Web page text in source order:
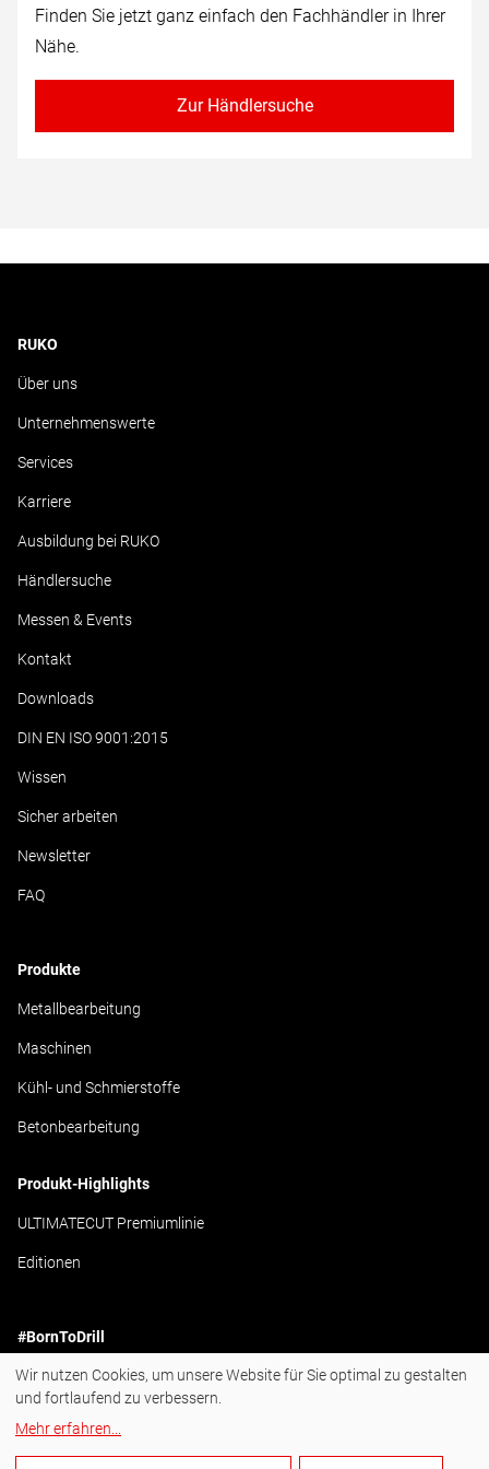
Finden Sie jetzt ganz einfach den Fachhändler in Ihrer
Nähe.
Zur Händlersuche
RUKO
Über uns
Unternehmenswerte
Services
Karriere
Ausbildung bei RUKO
Händlersuche
Messen & Events
Kontakt
Downloads
DIN EN ISO 9001:2015
Wissen
Sicher arbeiten
Newsletter
FAQ
Produkte
Metallbearbeitung
Maschinen
Kühl- und Schmierstoffe
Betonbearbeitung
Produkt-Highlights
ULTIMATECUT Premiumlinie
Editionen
#BornToDrill
Instagram
YouTube
Wir nutzen Cookies, um unsere Website für Sie optimal zu gestalten
und fortlaufend zu verbessern.
Mehr erfahren